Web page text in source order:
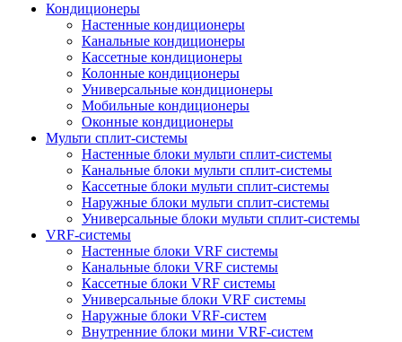
Кондиционеры
Настенные кондиционеры
Канальные кондиционеры
Кассетные кондиционеры
Колонные кондиционеры
Универсальные кондиционеры
Мобильные кондиционеры
Оконные кондиционеры
Мульти сплит-системы
Настенные блоки мульти сплит-системы
Канальные блоки мульти сплит-системы
Кассетные блоки мульти сплит-системы
Наружные блоки мульти сплит-системы
Универсальные блоки мульти сплит-системы
VRF-системы
Настенные блоки VRF системы
Канальные блоки VRF системы
Кассетные блоки VRF системы
Универсальные блоки VRF системы
Наружные блоки VRF-систем
Внутренние блоки мини VRF-систем